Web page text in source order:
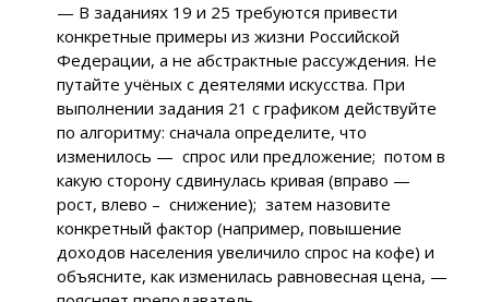
— В заданиях 19 и 25 требуются привести
конкретные примеры из жизни Российской
Федерации, а не абстрактные рассуждения. Не
путайте учёных с деятелями искусства. При
выполнении задания 21 с графиком действуйте
по алгоритму: сначала определите, что
изменилось — спрос или предложение; потом в
какую сторону сдвинулась кривая (вправо —
рост, влево – снижение); затем назовите
конкретный фактор (например, повышение
доходов населения увеличило спрос на кофе) и
объясните, как изменилась равновесная цена, —